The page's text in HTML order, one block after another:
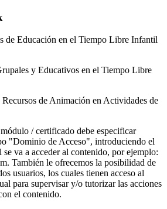
de Educación en el Tiempo Libre Infantil
y Educativos en el Tiempo Libre
de Animación en Actividades de
/ certificado debe especificar
"Dominio de Acceso", introduciendo el
va a acceder al contenido, por ejemplo:
También le ofrecemos la posibilidad de
usuarios, los cuales tienen acceso al
para supervisar y/o tutorizar las acciones
el contenido.